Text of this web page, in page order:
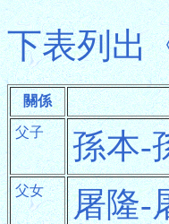
下表列出
關係
父子 孫本-
父女 屠隆-